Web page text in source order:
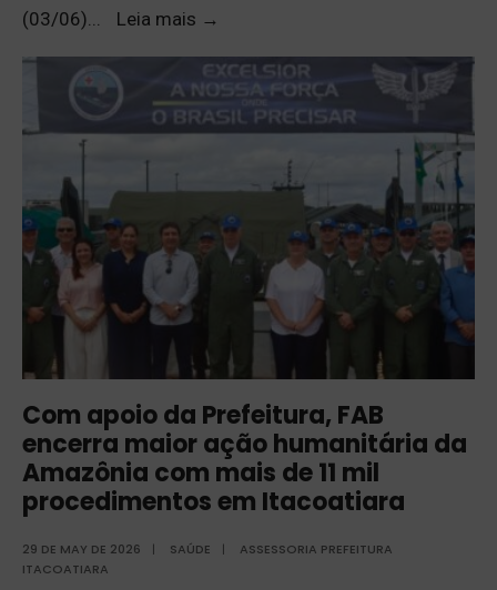
(03/06) Leia mais →
Com apoio da Prefeitura, FAB
encerra maior ação humanitária da
Amazônia com mais de 11 mil
procedimentos em Itacoatiara
29 DE MAY DE 2026 | SAÚDE |
ASSESSORIA PREFEITURA
ITACOATIARA